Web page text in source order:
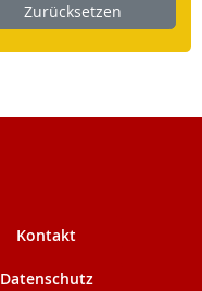
Zurücksetzen
Kontakt
Datenschutz